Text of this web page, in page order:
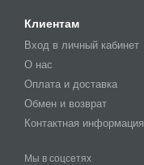
Клиентам
Вход в личный кабинет
О нас
Оплата и доставка
Обмен и возврат
Контактная информация
Мы в соцсетях